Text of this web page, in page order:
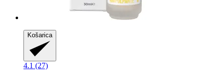
Košarica
4.1 (27)